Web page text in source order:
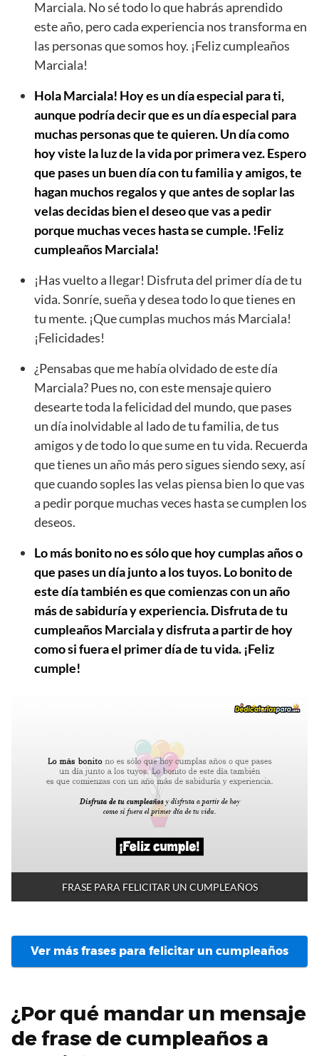
Marciala. No sé todo lo que habrás aprendido
este año, pero cada experiencia nos transforma en
las personas que somos hoy. ¡Feliz cumpleaños
Marciala!
Hola Marciala! Hoy es un día especial para ti,
aunque podría decir que es un día especial para
muchas personas que te quieren. Un día como
hoy viste la luz de la vida por primera vez. Espero
que pases un buen día con tu familia y amigos, te
hagan muchos regalos y que antes de soplar las
velas decidas bien el deseo que vas a pedir
porque muchas veces hasta se cumple. !Feliz
cumpleaños Marciala!
¡Has vuelto a llegar! Disfruta del primer día de tu
vida. Sonríe, sueña y desea todo lo que tienes en
tu mente. ¡Que cumplas muchos más Marciala!
¡Felicidades!
¿Pensabas que me había olvidado de este día
Marciala? Pues no, con este mensaje quiero
desearte toda la felicidad del mundo, que pases
un día inolvidable al lado de tu familia, de tus
amigos y de todo lo que sume en tu vida. Recuerda
que tienes un año más pero sigues siendo sexy, así
que cuando soples las velas piensa bien lo que vas
a pedir porque muchas veces hasta se cumplen los
deseos.
Lo más bonito no es sólo que hoy cumplas años o
que pases un día junto a los tuyos. Lo bonito de
este día también es que comienzas con un año
más de sabiduría y experiencia. Disfruta de tu
cumpleaños Marciala y disfruta a partir de hoy
como si fuera el primer día de tu vida. ¡Feliz
cumple!
FRASE PARA FELICITAR UN CUMPLEAÑOS
Ver más frases para felicitar un cumpleaños
¿Por qué mandar un mensaje
de frase de cumpleaños a